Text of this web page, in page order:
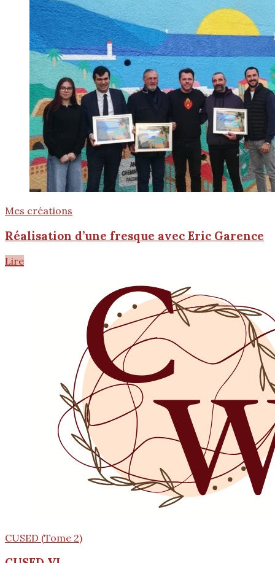
Mes créations
Réalisation d’une fresque avec Eric Garence
Lire
CUSED (Tome 2)